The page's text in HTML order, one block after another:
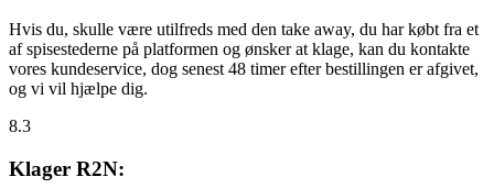
Hvis du, skulle være utilfreds med den take away, du har købt fra et
af spisestederne på platformen og ønsker at klage, kan du kontakte
vores kundeservice, dog senest 48 timer efter bestillingen er afgivet,
og vi vil hjælpe dig.
8.3
Klager R2N: